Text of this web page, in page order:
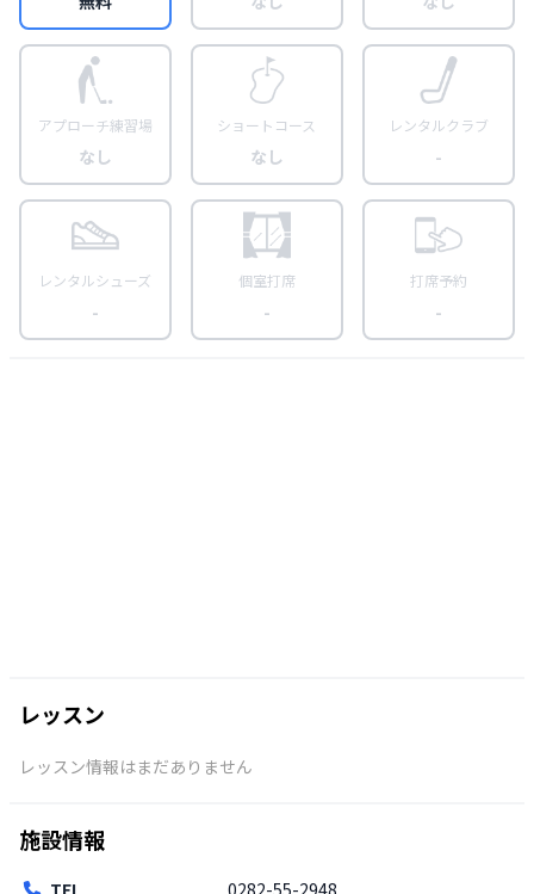
アプローチ練習場
なし
ショートコース
なし
レンタルクラブ
-
レンタルシューズ
-
個室打席
-
打席予約
-
レッスン
レッスン情報はまだありません
施設情報
TEL 0282-55-2948